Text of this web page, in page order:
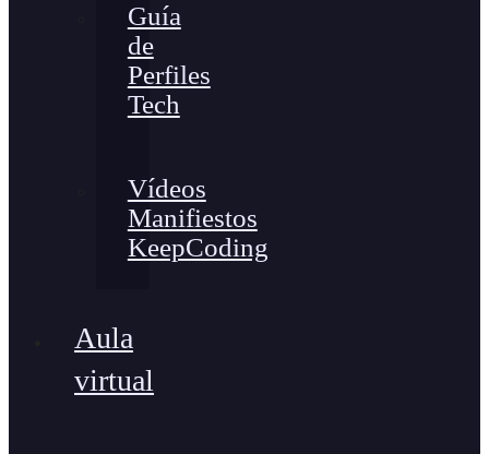
Guía
de
Perfiles
Tech
Vídeos
Manifiestos
KeepCoding
Aula
virtual